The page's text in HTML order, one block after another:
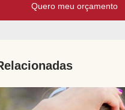
Quero meu orçamento